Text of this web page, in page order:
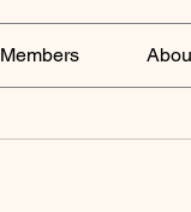
Members